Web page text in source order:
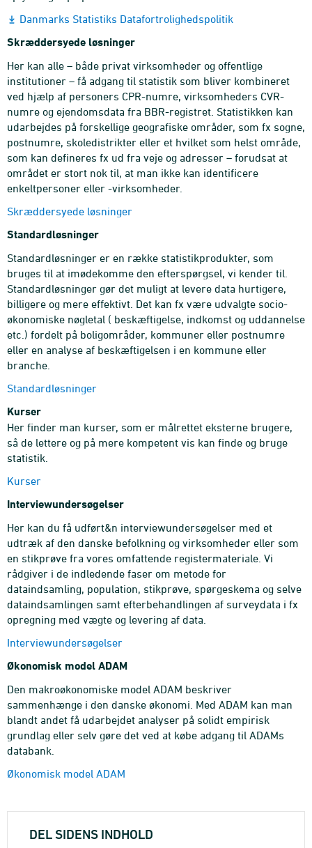
Danmarks Statistiks Datafortrolighedspolitik
Skræddersyede løsninger
Her kan alle – både privat virksomheder og offentlige
institutioner – få adgang til statistik som bliver kombineret
ved hjælp af personers CPR-numre, virksomheders CVR-
numre og ejendomsdata fra BBR-registret. Statistikken kan
udarbejdes på forskellige geografiske områder, som fx sogne,
postnumre, skoledistrikter eller et hvilket som helst område,
som kan defineres fx ud fra veje og adresser – forudsat at
området er stort nok til, at man ikke kan identificere
enkeltpersoner eller -virksomheder.
Skræddersyede løsninger
Standardløsninger
Standardløsninger er en række statistikprodukter, som
bruges til at imødekomme den efterspørgsel, vi kender til.
Standardløsninger gør det muligt at levere data hurtigere,
billigere og mere effektivt. Det kan fx være udvalgte socio-
økonomiske nøgletal ( beskæftigelse, indkomst og uddannelse
etc.) fordelt på boligområder, kommuner eller postnumre
eller en analyse af beskæftigelsen i en kommune eller
branche.
Standardløsninger
Kurser
Her finder man kurser, som er målrettet eksterne brugere,
så de lettere og på mere kompetent vis kan finde og bruge
statistik.
Kurser
Interviewundersøgelser
Her kan du få udført&n interviewundersøgelser med et
udtræk af den danske befolkning og virksomheder eller som
en stikprøve fra vores omfattende registermateriale. Vi
rådgiver i de indledende faser om metode for
dataindsamling, population, stikprøve, spørgeskema og selve
dataindsamlingen samt efterbehandlingen af surveydata i fx
opregning med vægte og levering af data.
Interviewundersøgelser
Økonomisk model ADAM
Den makroøkonomiske model ADAM beskriver
sammenhænge i den danske økonomi. Med ADAM kan man
blandt andet få udarbejdet analyser på solidt empirisk
grundlag eller selv gøre det ved at købe adgang til ADAMs
databank.
Økonomisk model ADAM
DEL SIDENS INDHOLD